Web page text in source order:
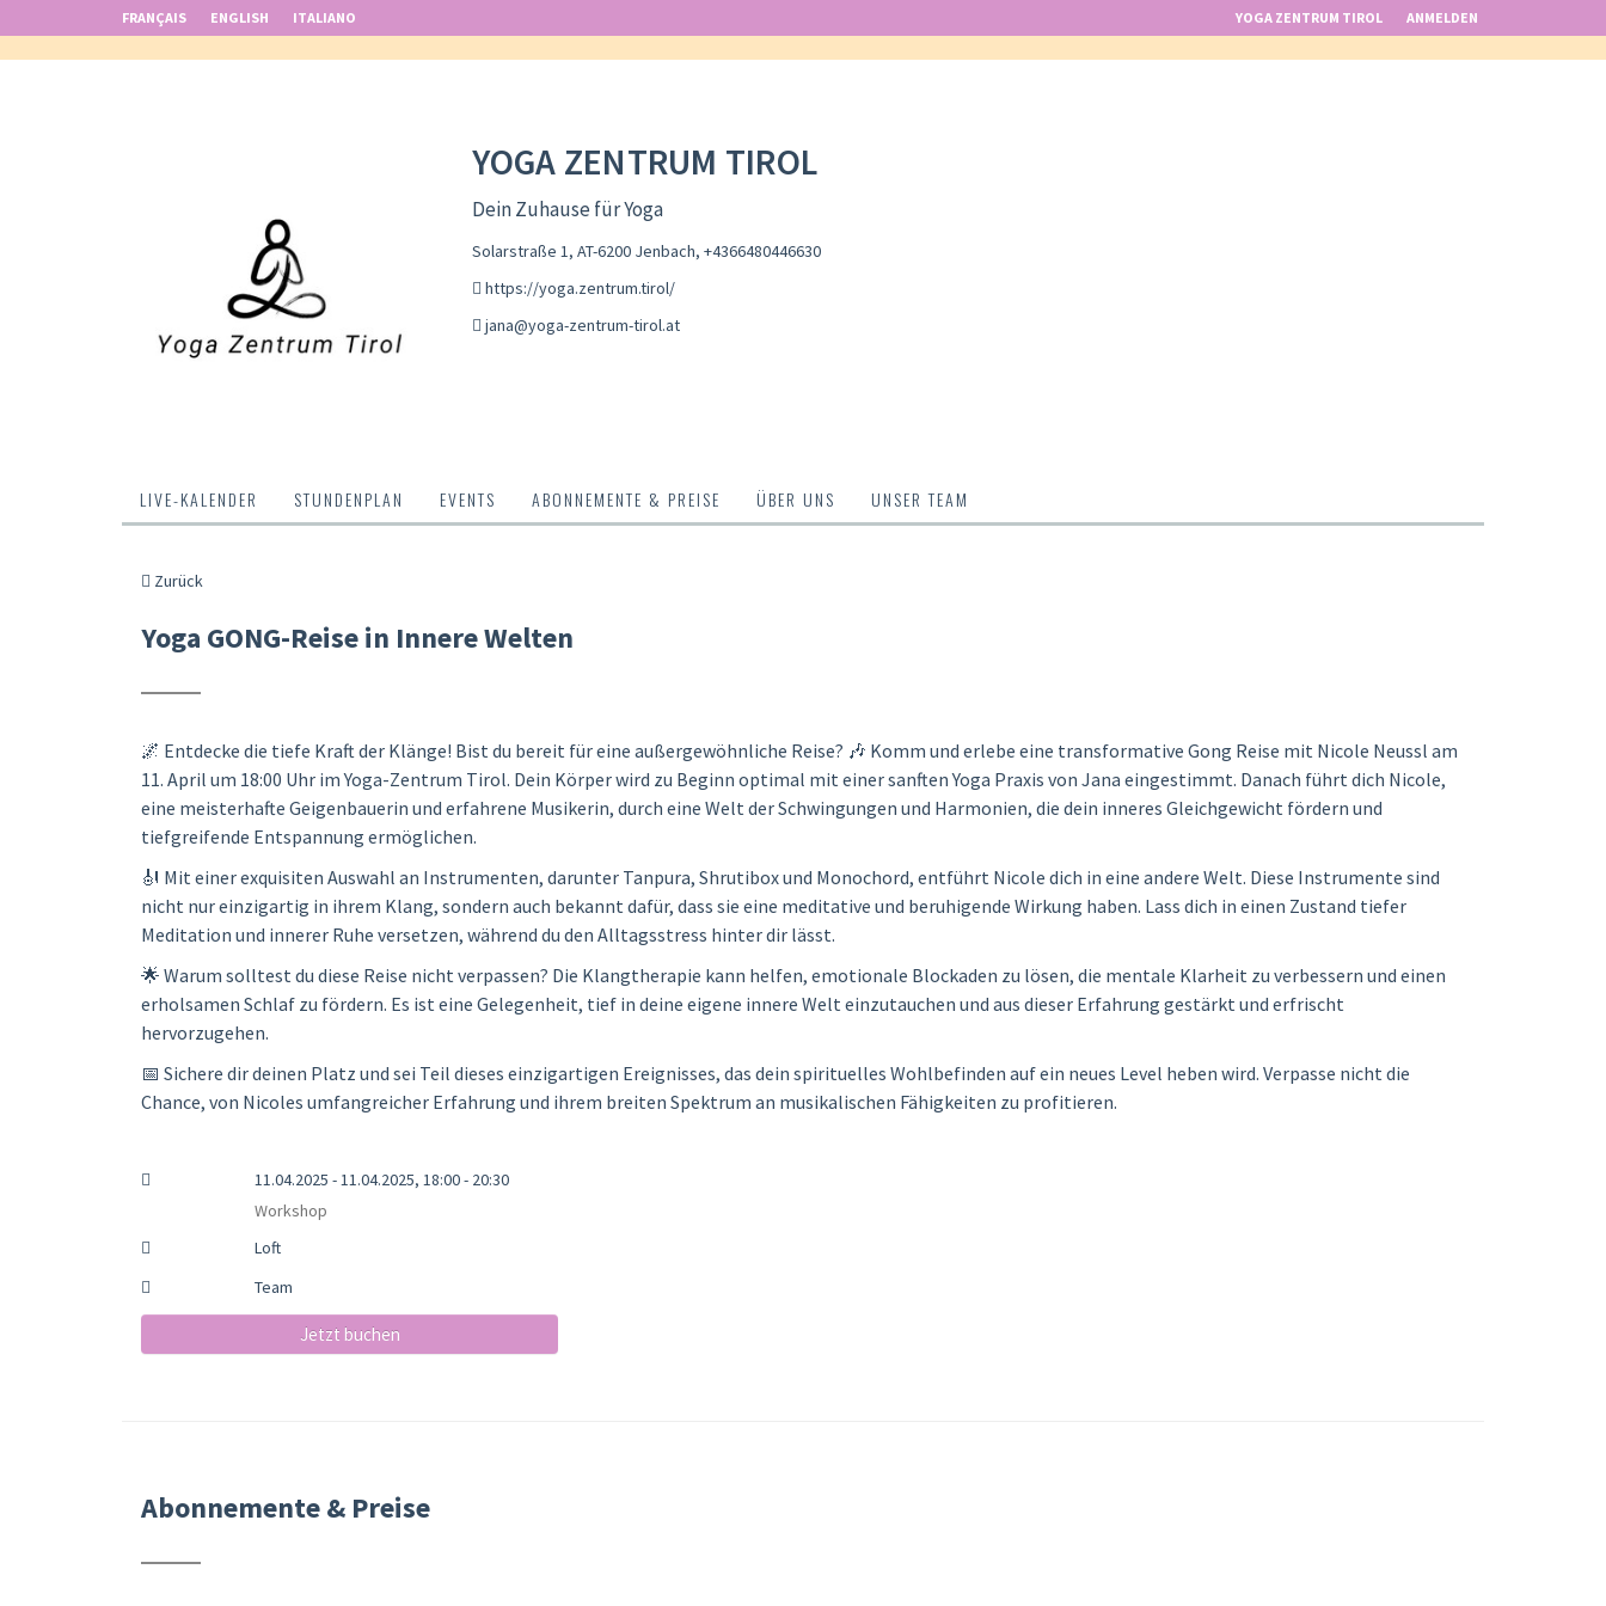
FRANÇAIS ENGLISH ITALIANO YOGA ZENTRUM TIROL ANMELDEN
YOGA ZENTRUM TIROL
Dein Zuhause für Yoga
Solarstraße 1, AT-6200 Jenbach, +4366480446630
https://yoga.zentrum.tirol/
jana@yoga-zentrum-tirol.at
LIVE-KALENDER STUNDENPLAN EVENTS ABONNEMENTE & PREISE ÜBER UNS UNSER TEAM
Zurück
Yoga GONG-Reise in Innere Welten
🌌 Entdecke die tiefe Kraft der Klänge! Bist du bereit für eine außergewöhnliche Reise? 🎶 Komm und erlebe eine transformative Gong Reise mit Nicole Neussl am
11. April um 18:00 Uhr im Yoga-Zentrum Tirol. Dein Körper wird zu Beginn optimal mit einer sanften Yoga Praxis von Jana eingestimmt. Danach führt dich Nicole,
eine meisterhafte Geigenbauerin und erfahrene Musikerin, durch eine Welt der Schwingungen und Harmonien, die dein inneres Gleichgewicht fördern und
tiefgreifende Entspannung ermöglichen.
🎻 Mit einer exquisiten Auswahl an Instrumenten, darunter Tanpura, Shrutibox und Monochord, entführt Nicole dich in eine andere Welt. Diese Instrumente sind
nicht nur einzigartig in ihrem Klang, sondern auch bekannt dafür, dass sie eine meditative und beruhigende Wirkung haben. Lass dich in einen Zustand tiefer
Meditation und innerer Ruhe versetzen, während du den Alltagsstress hinter dir lässt.
🌟 Warum solltest du diese Reise nicht verpassen? Die Klangtherapie kann helfen, emotionale Blockaden zu lösen, die mentale Klarheit zu verbessern und einen
erholsamen Schlaf zu fördern. Es ist eine Gelegenheit, tief in deine eigene innere Welt einzutauchen und aus dieser Erfahrung gestärkt und erfrischt
hervorzugehen.
📅 Sichere dir deinen Platz und sei Teil dieses einzigartigen Ereignisses, das dein spirituelles Wohlbefinden auf ein neues Level heben wird. Verpasse nicht die
Chance, von Nicoles umfangreicher Erfahrung und ihrem breiten Spektrum an musikalischen Fähigkeiten zu profitieren.
11.04.2025 - 11.04.2025, 18:00 - 20:30
Workshop
Loft
Team
Jetzt buchen
Abonnemente & Preise